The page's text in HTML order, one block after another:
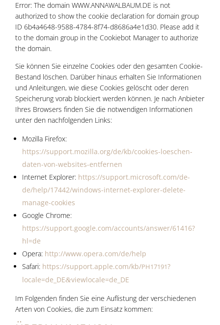
Error: The domain WWW.ANNAWALBAUM.DE is not
authorized to show the cookie declaration for domain group
ID 6b4a4648-9588-4784-8f74-d8686a4e1d30. Please add it
to the domain group in the Cookiebot Manager to authorize
the domain.
Sie kön­nen Sie ein­zel­ne Coo­kies oder den gesam­ten Coo­kie-
Bestand löschen. Dar­über hin­aus erhal­ten Sie Infor­ma­tio­nen
und Anlei­tun­gen, wie die­se Coo­kies gelöscht oder deren
Spei­che­rung vor­ab blo­ckiert wer­den kön­nen. Je nach Anbie­ter
Ihres Brow­sers fin­den Sie die not­wen­di­gen Infor­ma­tio­nen
unter den nach­fol­gen­den Links:
Mozil­la Fire­fox:
https://support.mozilla.org/de/kb/cookies-loeschen-
daten-von-websites-entfernen
Inter­net Explo­rer: https://support.microsoft.com/de-
de/help/17442/windows-internet-explorer-delete-
manage-cookies
Goog­le Chro­me:
https://support.google.com/accounts/answer/61416?
hl=de
Ope­ra: http://www.opera.com/de/help
Safa­ri: https://support.apple.com/kb/PH17191?
locale=de_DE&viewlocale=de_DE
Im Fol­gen­den fin­den Sie eine Auf­lis­tung der ver­schie­de­nen
Arten von Coo­kies, die zum Ein­satz kommen: